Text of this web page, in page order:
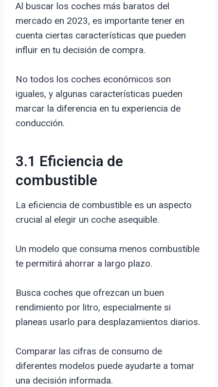
Al buscar los coches más baratos del
mercado en 2023, es importante tener en
cuenta ciertas características que pueden
influir en tu decisión de compra.
No todos los coches económicos son
iguales, y algunas características pueden
marcar la diferencia en tu experiencia de
conducción.
3.1 Eficiencia de
combustible
La eficiencia de combustible es un aspecto
crucial al elegir un coche asequible.
Un modelo que consuma menos combustible
te permitirá ahorrar a largo plazo.
Busca coches que ofrezcan un buen
rendimiento por litro, especialmente si
planeas usarlo para desplazamientos diarios.
Comparar las cifras de consumo de
diferentes modelos puede ayudarte a tomar
una decisión informada.